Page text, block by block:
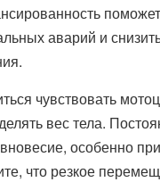
аварий и
чувствовать
вес тела.
особенно
что резкое